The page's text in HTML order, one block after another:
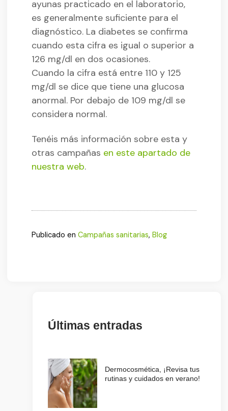
ayunas practicado en el laboratorio,
es generalmente suficiente para el
diagnóstico. La diabetes se confirma
cuando esta cifra es igual o superior a
126 mg/dl en dos ocasiones.
Cuando la cifra está entre 110 y 125
mg/dl se dice que tiene una glucosa
anormal. Por debajo de 109 mg/dl se
considera normal.
Tenéis más información sobre esta y
otras campañas en este apartado de
nuestra web.
Publicado enCampañas sanitarias,Blog
Últimas entradas
Dermocosmética, ¡Revisa tus
rutinas y cuidados en verano!